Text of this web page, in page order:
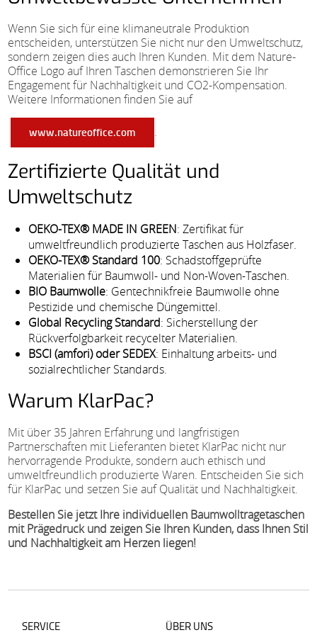
Wenn Sie sich für eine klimaneutrale Produktion
entscheiden, unterstützen Sie nicht nur den Umweltschutz,
sondern zeigen dies auch Ihren Kunden. Mit dem Nature-
Office Logo auf Ihren Taschen demonstrieren Sie Ihr
Engagement für Nachhaltigkeit und CO2-Kompensation.
Weitere Informationen finden Sie auf
www.natureoffice.com .
Zertifizierte Qualität und
Umweltschutz
OEKO-TEX® MADE IN GREEN: Zertifikat für
umweltfreundlich produzierte Taschen aus Holzfaser.
OEKO-TEX® Standard 100: Schadstoffgeprüfte
Materialien für Baumwoll- und Non-Woven-Taschen.
BIO Baumwolle: Gentechnikfreie Baumwolle ohne
Pestizide und chemische Düngemittel.
Global Recycling Standard: Sicherstellung der
Rückverfolgbarkeit recycelter Materialien.
BSCI (amfori) oder SEDEX: Einhaltung arbeits- und
sozialrechtlicher Standards.
Warum KlarPac?
Mit über 35 Jahren Erfahrung und langfristigen
Partnerschaften mit Lieferanten bietet KlarPac nicht nur
hervorragende Produkte, sondern auch ethisch und
umweltfreundlich produzierte Waren. Entscheiden Sie sich
für KlarPac und setzen Sie auf Qualität und Nachhaltigkeit.
Bestellen Sie jetzt Ihre individuellen Baumwolltragetaschen
mit Prägedruck und zeigen Sie Ihren Kunden, dass Ihnen Stil
und Nachhaltigkeit am Herzen liegen!
SERVICE ÜBER UNS